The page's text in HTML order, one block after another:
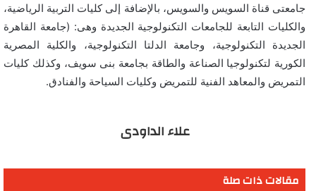
جامعتى قناة السويس والسويس، بالإضافة إلى كليات التربية الرياضية،
والكليات التابعة للجامعات التكنولوجية الجديدة وهى: (جامعة القاهرة
الجديدة التكنولوجية، وجامعة الدلتا التكنولوجية، والكلية المصرية
الكورية لتكنولوجيا الصناعة والطاقة بجامعة بنى سويف، وكذلك كليات
التمريض والمعاهد الفنية للتمريض وكليات السياحة والفنادق.
علاء الداودى
مقالات ذات صلة